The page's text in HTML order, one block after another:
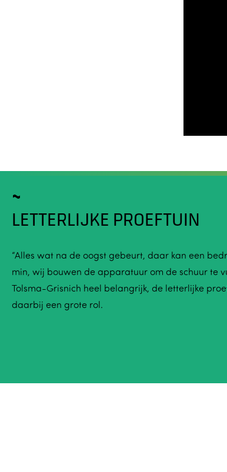
LETTERLIJKE PROEFTUIN
“Alles wat na de oogst gebeurt, daar kan een
min, wij bouwen de apparatuur om de schuur te
Tolsma-Grisnich heel belangrijk, de letterlijke
daarbij een grote rol.